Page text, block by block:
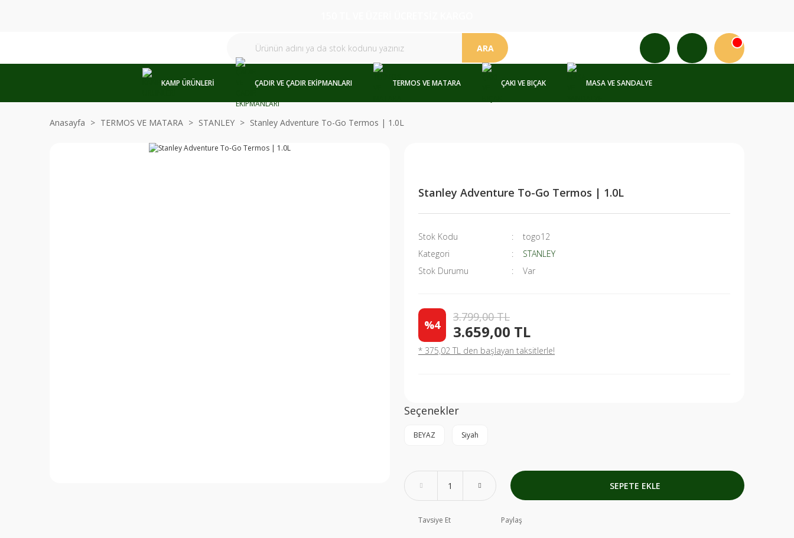
ARA
KAMP ÜRÜNLERİ ÇADIR VE ÇADIR EKİPMANLARI TERMOS VE MATARA ÇAKI VE BIÇAK MASA VE SANDALYE
Anasayfa TERMOS VE MATARA STANLEY Stanley Adventure To-Go Termos | 1.0L
Stanley Adventure To-Go Termos | 1.0L
Stok Kodu
togo12
Kategori
STANLEY
Stok Durumu
Var
%4
3.799,00 TL
3.659,00 TL
* 375,02 TL den başlayan taksitlerle!
Seçenekler
BEYAZ Siyah
SEPETE EKLE
Tavsiye Et Paylaş